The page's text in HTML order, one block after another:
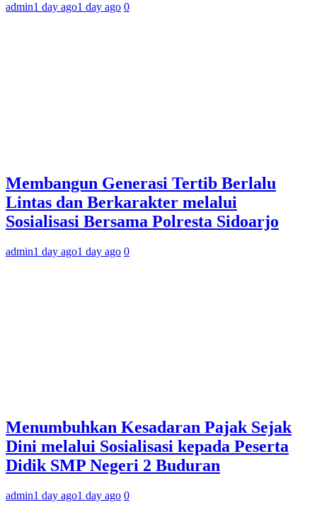
admin1 day ago1 day ago 0
Membangun Generasi Tertib Berlalu
Lintas dan Berkarakter melalui
Sosialisasi Bersama Polresta Sidoarjo
admin1 day ago1 day ago 0
Menumbuhkan Kesadaran Pajak Sejak
Dini melalui Sosialisasi kepada Peserta
Didik SMP Negeri 2 Buduran
admin1 day ago1 day ago 0